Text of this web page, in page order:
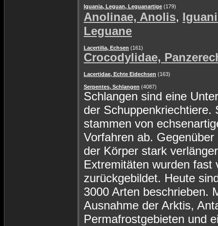
Iguania, Leguan, Leguanartige (179)
Anolinae, Anolis,
Leguane
Lacertilia, Echsen (161)
Crocodylidae,
Lacertidae, Echte Eidechsen (163)
Serpentes, Schlangen (4087)
Schlangen sind eine
der Schuppenkriechtiere.
stammen von
Vorfahren ab. Gegenüber
der Körper stark
Extremitäten wurden fast
zurückgebildet. Heute
3000 Arten beschrieben.
Ausnahme der Arktis,
Permafrostgebieten und